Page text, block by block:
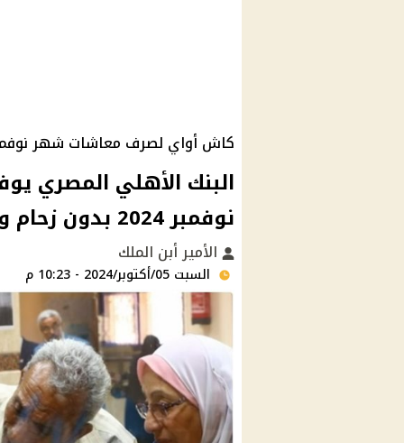
كاش أواي لصرف معاشات شهر نوفمبر
البنك الأهلي
نوفمبر 2024 بدون زحام وطوابير ماكينات الـ ATM
الأمير أبن الملك
السبت 05/أكتوبر/2024 - 10:23 م